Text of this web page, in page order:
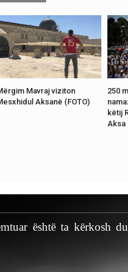
Mavraj viziton
Aksanë (FOTO)
250
këtij
Aksa
është ta kërkosh